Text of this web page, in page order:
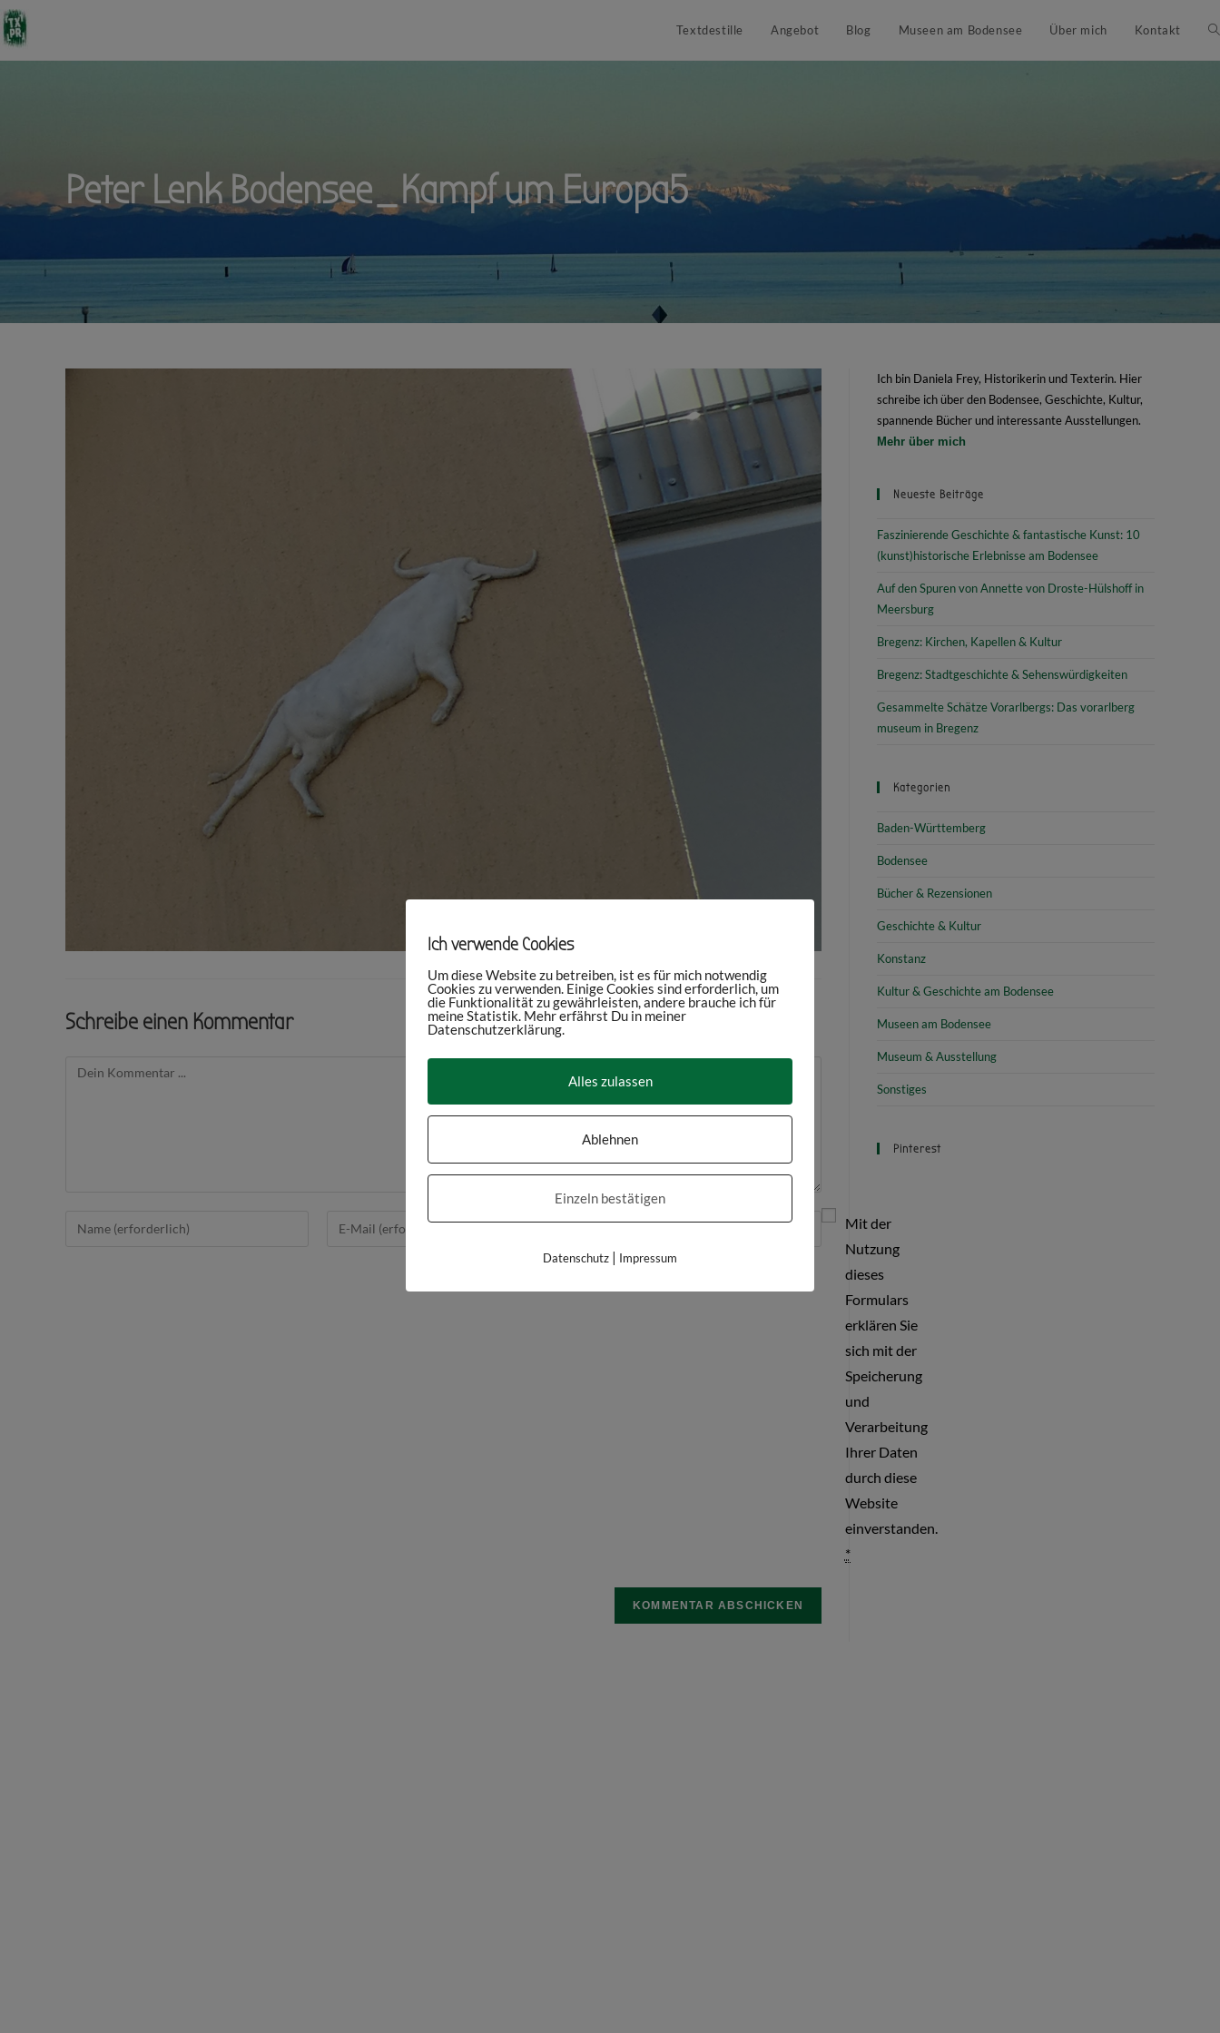
Textdestille Angebot Blog Museen am Bodensee Über mich Kontakt
Peter Lenk Bodensee_Kampf um Europa5
Schreibe einen Kommentar
Mit der
Nutzung
dieses
Formulars
erklären Sie
sich mit der
Speicherung
und
Verarbeitung
Ihrer Daten
durch diese
Website
einverstanden.
*
Ich bin Daniela Frey, Historikerin und Texterin. Hier
schreibe ich über den Bodensee, Geschichte, Kultur,
spannende Bücher und interessante Ausstellungen.
Mehr über mich
Neueste Beiträge
Faszinierende Geschichte & fantastische Kunst: 10
(kunst)historische Erlebnisse am Bodensee
Auf den Spuren von Annette von Droste-Hülshoff in
Meersburg
Bregenz: Kirchen, Kapellen & Kultur
Bregenz: Stadtgeschichte & Sehenswürdigkeiten
Gesammelte Schätze Vorarlbergs: Das vorarlberg
museum in Bregenz
Kategorien
Baden-Württemberg
Bodensee
Bücher & Rezensionen
Geschichte & Kultur
Konstanz
Kultur & Geschichte am Bodensee
Museen am Bodensee
Museum & Ausstellung
Sonstiges
Pinterest
Ich verwende Cookies
Um diese Website zu betreiben, ist es für mich notwendig
Cookies zu verwenden. Einige Cookies sind erforderlich, um
die Funktionalität zu gewährleisten, andere brauche ich für
meine Statistik. Mehr erfährst Du in meiner
Datenschutzerklärung.
Alles zulassen
Ablehnen
Einzeln bestätigen
Datenschutz | Impressum